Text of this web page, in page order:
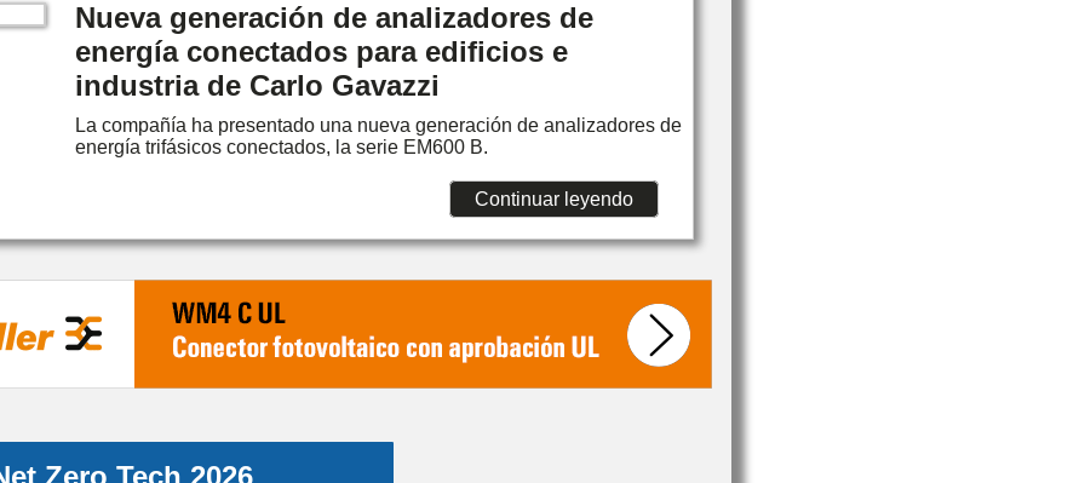
Nueva generación de analizadores de
energía conectados para edificios e
industria de Carlo Gavazzi
La compañía ha presentado una nueva generación de analizadores de
energía trifásicos conectados, la serie EM600 B.
Continuar leyendo
Zero Tech 2026